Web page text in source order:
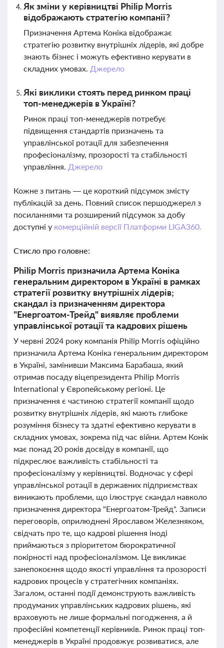
Як зміни у керівництві Philip Morris
відображають стратегію компанії?
Призначення Артема Коніка відображає
стратегію розвитку внутрішніх лідерів, які добре
знають бізнес і можуть ефективно керувати в
складних умовах. Джерело
Які виклики стоять перед ринком праці
топ-менеджерів в Україні?
Ринок праці топ-менеджерів потребує
підвищення стандартів призначень та
управлінської ротації для забезпечення
професіоналізму, прозорості та стабільності
управління. Джерело
Кожне з питань — це короткий підсумок змісту
публікацій за день. Повний список першоджерел з
посиланнями та розширений підсумок за добу
доступні у комерційній версії Платформи LIGA360.
Стисло про головне:
Philip Morris призначила Артема Коніка
генеральним директором в Україні в рамках
стратегії розвитку внутрішніх лідерів;
скандал із призначенням директора
"Енергоатом-Трейд" виявляє проблеми
управлінської ротації та кадрових рішень
У червні 2024 року компанія Philip Morris офіційно
призначила Артема Коніка генеральним директором
в Україні, замінивши Максима Барабаша, який
отримав посаду віцепрезидента Philip Morris
International у Європейському регіоні. Це
призначення є частиною стратегії компанії щодо
розвитку внутрішніх лідерів, які мають глибоке
розуміння бізнесу та здатні ефективно керувати в
складних умовах, зокрема під час війни. Артем Конік
має понад 20 років досвіду в компанії, що
підкреслює важливість стабільності та
професіоналізму у керівництві. Водночас у сфері
управлінської ротації в державних підприємствах
виникають проблеми, що ілюструє скандал навколо
призначення директора "Енергоатом-Трейд". Записи
переговорів, оприлюднені Ярославом Железняком,
свідчать про те, що кадрові рішення іноді
приймаються з пріоритетом бюрократичної
покірності над професіоналізмом. Це викликає
занепокоєння щодо якості управління та прозорості
кадрових процесів у стратегічних компаніях.
Загалом, останні події демонструють важливість
продуманих управлінських кадрових рішень, які
враховують не лише формальні погодження, а й
професійні компетенції керівників. Ринок праці топ-
менеджерів в Україні продовжує розвиватися, але